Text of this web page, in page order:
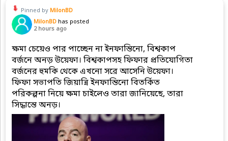
Pinned by MilonBD
MilonBD has posted
2 hours ago
ক্ষমা চেয়েও পার পাচ্ছেন না ইনফান্তিনো, বিশ্বকাপ
বর্জনে অনড় উয়েফা। বিশ্বকাপসহ ফিফার প্রতিযোগিতা
বর্জনের হুমকি থেকে এখনো সরে আসেনি উয়েফা।
ফিফা সভাপতি জিয়ান্নি ইনফান্তিনো বিতর্কিত
পরিকল্পনা নিয়ে ক্ষমা চাইলেও তারা জানিয়েছে, তারা
সিদ্ধান্তে অনড়।